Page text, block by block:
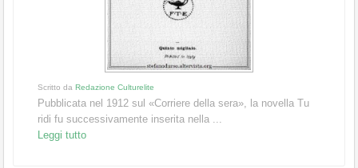
Scritto da Redazione Culturelite
Pubblicata nel 1912 sul «Corriere della sera», la novella Tu
ridi fu successivamente inserita nella ...
Leggi tutto